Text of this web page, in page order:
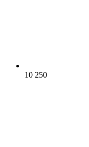
10 250